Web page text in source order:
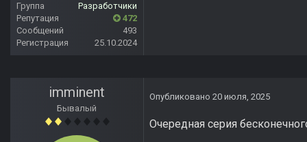
Группа
Разработчики
Репутация
472
Сообщений
493
Регистрация
25.10.2024
imminent
Бывалый
Опубликовано 20 июля, 2025
Очередная серия